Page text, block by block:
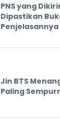
PNS yang
Dipastikan
Penjelasannya
Jin BTS
Paling